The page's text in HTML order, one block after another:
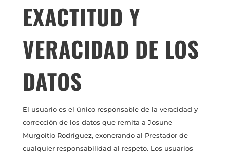
EXACTITUD Y
VERACIDAD DE LOS
DATOS
El usuario es el único responsable de la veracidad y
corrección de los datos que remita a Josune
Murgoitio Rodríguez, exonerando al Prestador de
cualquier responsabilidad al respeto. Los usuarios